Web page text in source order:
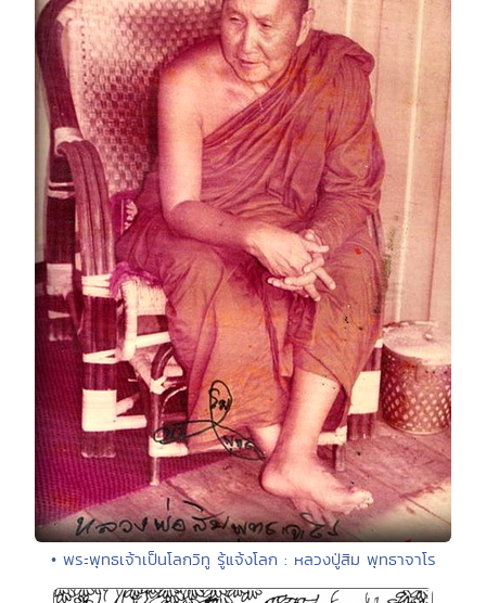
• พระพุทธเจ้าเป็นโลกวิทู รู้แจ้งโลก : หลวงปู่สิม พุทธาจาโร